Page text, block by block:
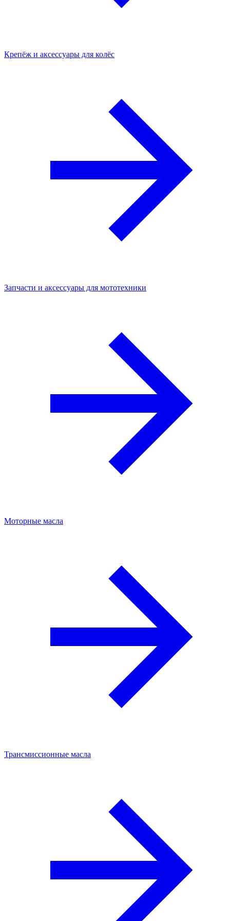
Крепёж и аксессуары для колёс
Запчасти и аксессуары для мототехники
Моторные масла
Трансмиссионные масла